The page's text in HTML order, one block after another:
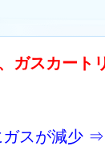
ガスカート
ガスが減少